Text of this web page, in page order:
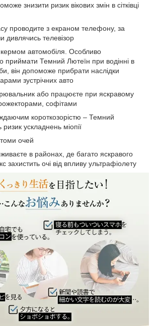
знизити ризик вікових змін в сітківці
проводите з екраном телефону, за
дивлячись телевізор
кермом автомобіля. Особливо
приймати Темний Лютеїн при водінні в
він допоможе прибрати наслідки
зустрічних авто
або працюєте при яскравому
софітами
короткозорістю – Темний
ризик ускладнень міопії
очей
в районах, де багато яскравого
захистить очі від впливу ультрафіолету